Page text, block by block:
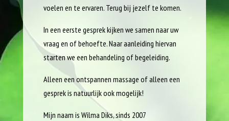
voelen en te ervaren. Terug bij jezelf te komen.
In een eerste gesprek kijken we samen naar uw
vraag en of behoefte. Naar aanleiding hiervan
starten we een behandeling of begeleiding.
Alleen een ontspannen massage of alleen een
gesprek is natuurlijk ook mogelijk!
Mijn naam is Wilma Diks, sinds 2007